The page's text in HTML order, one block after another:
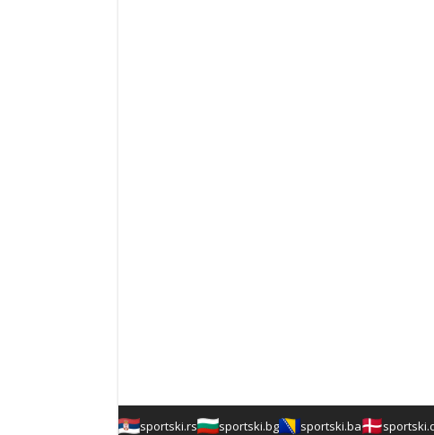
sportski.rs sportski.bg sportski.ba